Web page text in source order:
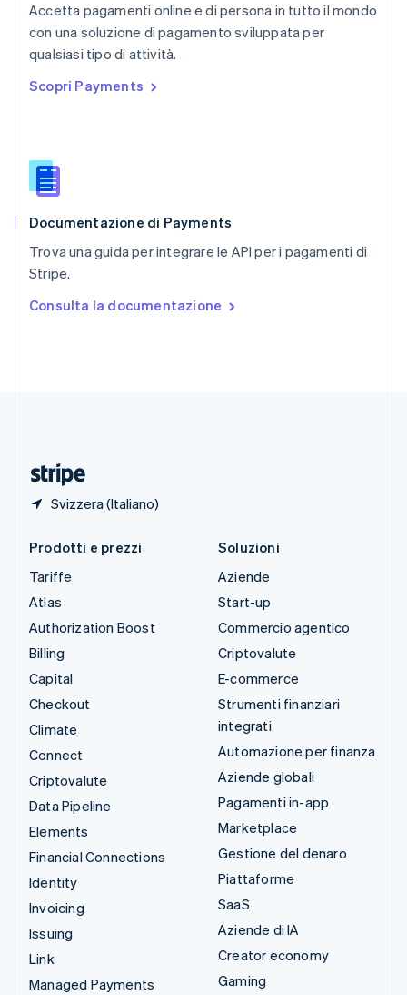
Accetta pagamenti online e di persona in tutto il mondo
con una soluzione di pagamento sviluppata per
qualsiasi tipo di attività.
Scopri Payments
Documentazione di Payments
Trova una guida per integrare le API per i pagamenti di
Stripe.
Consulta la documentazione
Svizzera (Italiano)
English简体中文
Regno Unito
English
English
English
Slovacchia
Slovenia
Spagna
Español
English Español简体中文
Prodotti e prezzi
Tariffe
Atlas
Authorization Boost
Billing
Capital
Checkout
Climate
Connect
Criptovalute
Data Pipeline
Elements
Financial Connections
Identity
Invoicing
Issuing
Link
Managed Payments
Soluzioni
Aziende
Start-up
Commercio agentico
Criptovalute
E-commerce
Strumenti finanziari
integrati
Automazione per finanza
Aziende globali
Pagamenti in-app
Marketplace
Gestione del denaro
Piattaforme
SaaS
Aziende di IA
Creator economy
Gaming